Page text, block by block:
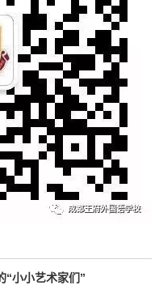
“小小艺术家们”